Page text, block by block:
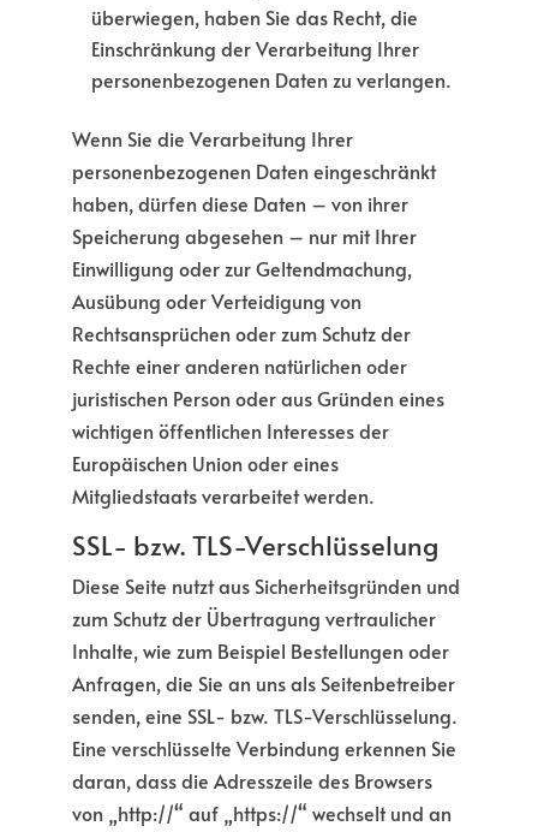
überwiegen, haben Sie das Recht, die
Einschränkung der Verarbeitung Ihrer
personenbezogenen Daten zu verlangen.
Wenn Sie die Verarbeitung Ihrer
personenbezogenen Daten eingeschränkt
haben, dürfen diese Daten – von ihrer
Speicherung abgesehen – nur mit Ihrer
Einwilligung oder zur Geltendmachung,
Ausübung oder Verteidigung von
Rechtsansprüchen oder zum Schutz der
Rechte einer anderen natürlichen oder
juristischen Person oder aus Gründen eines
wichtigen öffentlichen Interesses der
Europäischen Union oder eines
Mitgliedstaats verarbeitet werden.
SSL- bzw. TLS-Verschlüsselung
Diese Seite nutzt aus Sicherheitsgründen und
zum Schutz der Übertragung vertraulicher
Inhalte, wie zum Beispiel Bestellungen oder
Anfragen, die Sie an uns als Seitenbetreiber
senden, eine SSL- bzw. TLS-Verschlüsselung.
Eine verschlüsselte Verbindung erkennen Sie
daran, dass die Adresszeile des Browsers
von „http://“ auf „https://“ wechselt und an